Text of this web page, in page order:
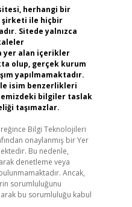
herhangi bir
şirketi ile hiçbir
Sitede yalnızca
yer alan içerikler
olup, gerçek kurum
yapılmamaktadır.
isim benzerlikleri
bilgiler taslak
taşımazlar.
Bilgi Teknolojileri
onaylanmış bir Yer
Bu nedenle,
denetleme veya
Ancak,
sorumluluğunu
bu sorumluluğu kabul